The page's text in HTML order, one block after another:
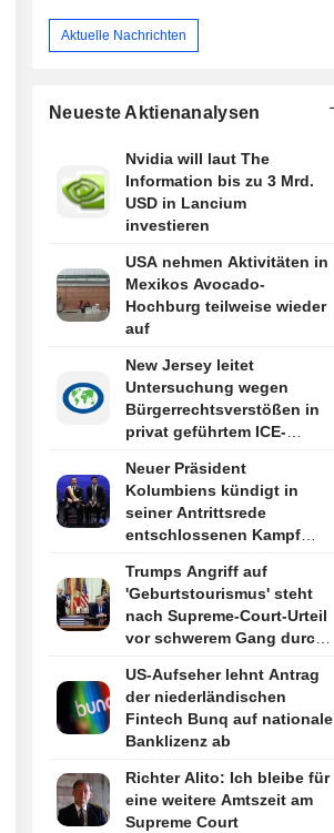
Aktuelle Nachrichten
Neueste Aktienanalysen
Nvidia will laut The
Information bis zu 3 Mrd.
USD in Lancium
investieren
USA nehmen Aktivitäten in
Mexikos Avocado-
Hochburg teilweise wieder
auf
New Jersey leitet
Untersuchung wegen
Bürgerrechtsverstößen in
privat geführtem ICE-
Newark ein
Neuer Präsident
Kolumbiens kündigt in
seiner Antrittsrede
entschlossenen Kampf
fiskalische Disziplin an
Trumps Angriff auf
'Geburtstourismus' steht
nach Supreme-Court-Urteil
vor schwerem Gang durch
US-Aufseher lehnt Antrag
der niederländischen
Fintech Bunq auf nationale
Banklizenz ab
Richter Alito: Ich bleibe für
eine weitere Amtszeit am
Supreme Court